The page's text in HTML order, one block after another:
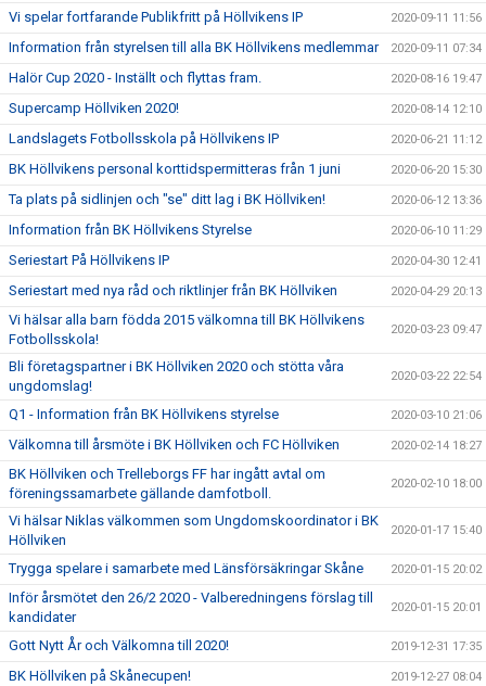
Vi spelar fortfarande Publikfritt på Höllvikens IP 2020-09-11 11:56
Information från styrelsen till alla BK Höllvikens medlemmar 2020-09-11 07:34
Halör Cup 2020 - Inställt och flyttas fram. 2020-08-16 19:47
Supercamp Höllviken 2020! 2020-08-14 12:10
Landslagets Fotbollsskola på Höllvikens IP 2020-06-21 11:12
BK Höllvikens personal korttidspermitteras från 1 juni 2020-06-20 15:30
Ta plats på sidlinjen och "se" ditt lag i BK Höllviken! 2020-06-12 13:36
Information från BK Höllvikens Styrelse 2020-06-10 11:29
Seriestart På Höllvikens IP 2020-04-30 12:41
Seriestart med nya råd och riktlinjer från BK Höllviken 2020-04-29 20:13
Vi hälsar alla barn födda 2015 välkomna till BK Höllvikens
Fotbollsskola!
2020-03-23 09:47
Bli företagspartner i BK Höllviken 2020 och stötta våra
ungdomslag!
2020-03-22 22:54
Q1 - Information från BK Höllvikens styrelse 2020-03-10 21:06
Välkomna till årsmöte i BK Höllviken och FC Höllviken 2020-02-14 18:27
BK Höllviken och Trelleborgs FF har ingått avtal om
föreningssamarbete gällande damfotboll.
2020-02-10 18:00
Vi hälsar Niklas välkommen som Ungdomskoordinator i BK
Höllviken
2020-01-17 15:40
Trygga spelare i samarbete med Länsförsäkringar Skåne 2020-01-15 20:02
Inför årsmötet den 26/2 2020 - Valberedningens förslag till
kandidater
2020-01-15 20:01
Gott Nytt År och Välkomna till 2020! 2019-12-31 17:35
BK Höllviken på Skånecupen! 2019-12-27 08:04